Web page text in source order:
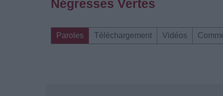
Négresses Vertes
Paroles Téléchargement Vidéos